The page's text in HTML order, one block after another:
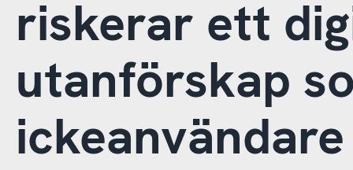
riskerar ett
utanförskap